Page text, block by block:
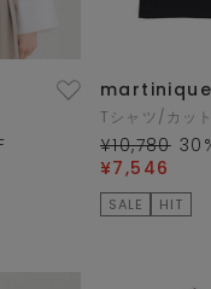
martinique
Tシャツ/カッ
¥10,780 30
¥7,546
SALE HIT